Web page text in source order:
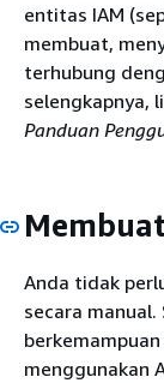
entitas IAM
membuat,
terhubung
selengkapnya,
Panduan
Anda tidak
secara
menggunakan